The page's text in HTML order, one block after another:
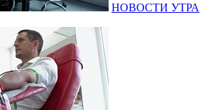
НОВОСТИ УТРА